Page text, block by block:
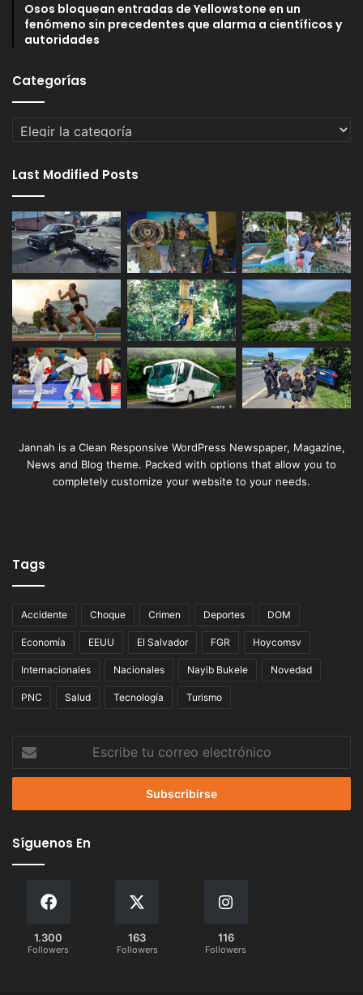
Osos bloquean entradas de Yellowstone en un
fenómeno sin precedentes que alarma a científicos y
autoridades
Categorías
Categorías
Last Modified Posts
Jannah is a Clean Responsive WordPress Newspaper, Magazine,
News and Blog theme. Packed with options that allow you to
completely customize your website to your needs.
Tags
Accidente Choque Crimen Deportes DOM
Economía EEUU El Salvador FGR Hoycomsv
Internacionales Nacionales Nayib Bukele Novedad
PNC Salud Tecnología Turismo
correo
Síguenos En
1.300
Followers
163
Followers
116
Followers